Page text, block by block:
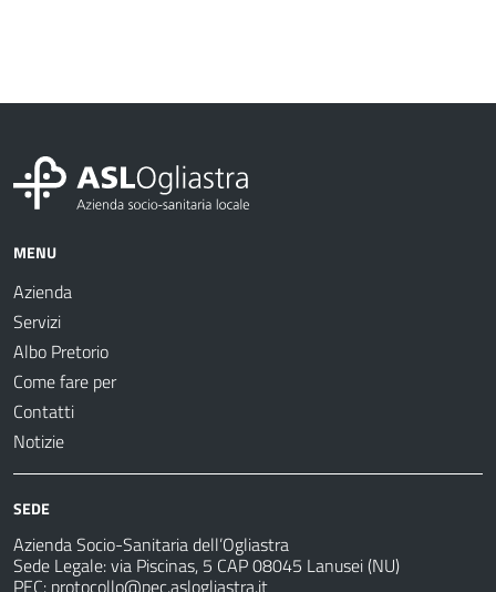
MENU
Azienda
Servizi
Albo Pretorio
Come fare per
Contatti
Notizie
SEDE
Azienda Socio-Sanitaria dell’Ogliastra
Sede Legale: via Piscinas, 5 CAP 08045 Lanusei (NU)